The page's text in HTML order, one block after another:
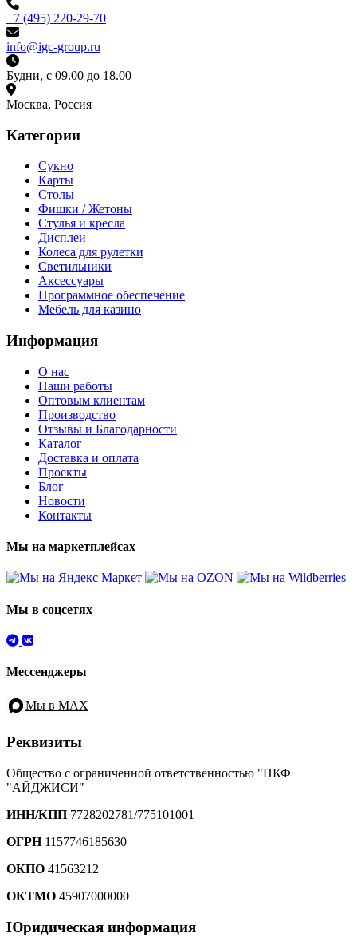
+7 (495) 220-29-70
info@igc-group.ru
Будни, с 09.00 до 18.00
Москва, Россия
Категории
Сукно
Карты
Столы
Фишки / Жетоны
Стулья и кресла
Дисплеи
Колеса для рулетки
Светильники
Аксессуары
Программное обеспечение
Мебель для казино
Информация
О нас
Наши работы
Оптовым клиентам
Производство
Отзывы и Благодарности
Каталог
Доставка и оплата
Проекты
Блог
Новости
Контакты
Мы на маркетплейсах
Мы в соцсетях
Мессенджеры
Мы в MAX
Реквизиты
Общество с ограниченной ответственностью "ПКФ
"АЙДЖИСИ"
ИНН/КПП 7728202781/775101001
ОГРН1157746185630
ОКПО 41563212
ОКТМО 45907000000
Юридическая информация